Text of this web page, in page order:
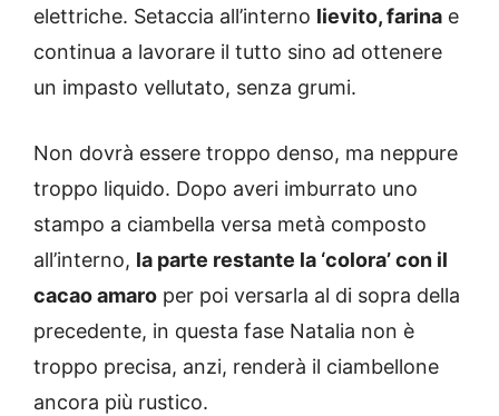
elettriche. Setaccia all’interno lievito, farina e
continua a lavorare il tutto sino ad ottenere
un impasto vellutato, senza grumi.
Non dovrà essere troppo denso, ma neppure
troppo liquido. Dopo averi imburrato uno
stampo a ciambella versa metà composto
all’interno, la parte restante la ‘colora’ con il
cacao amaro per poi versarla al di sopra della
precedente, in questa fase Natalia non è
troppo precisa, anzi, renderà il ciambellone
ancora più rustico.